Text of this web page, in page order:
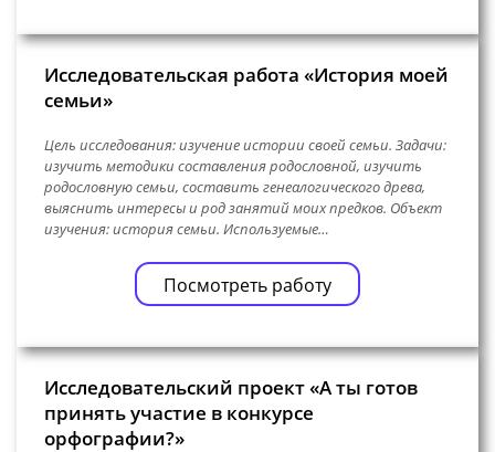
Исследовательская работа «История моей
семьи»
Цель исследования: изучение истории своей семьи. Задачи:
изучить методики составления родословной, изучить
родословную семьи, составить генеалогического древа,
выяснить интересы и род занятий моих предков. Объект
изучения: история семьи. Используемые…
Посмотреть работу
Исследовательский проект «А ты готов
принять участие в конкурсе
орфографии?»